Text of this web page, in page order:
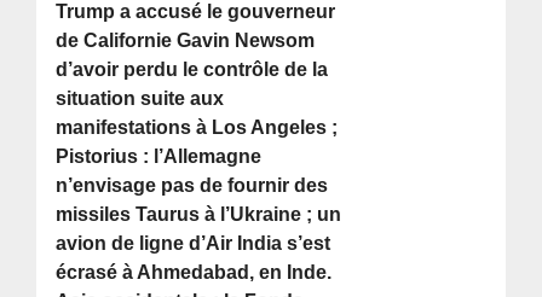
Trump a accusé le gouverneur
de Californie Gavin Newsom
d’avoir perdu le contrôle de la
situation suite aux
manifestations à Los Angeles ;
Pistorius : l’Allemagne
n’envisage pas de fournir des
missiles Taurus à l’Ukraine ; un
avion de ligne d’Air India s’est
écrasé à Ahmedabad, en Inde.